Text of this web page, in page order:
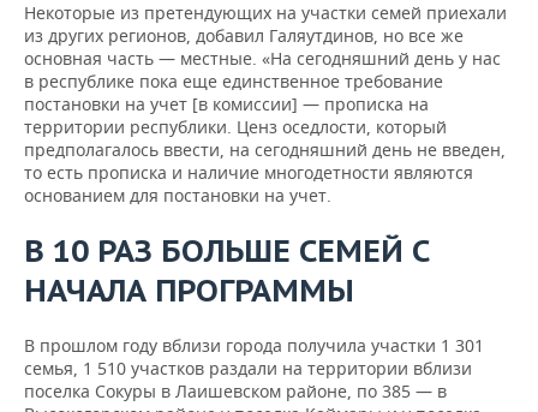
Некоторые из претендующих на участки семей приехали
из других регионов, добавил Галяутдинов, но все же
основная часть — местные. «На сегодняшний день у нас
в республике пока еще единственное требование
постановки на учет [в комиссии] — прописка на
территории республики. Ценз оседлости, который
предполагалось ввести, на сегодняшний день не введен,
то есть прописка и наличие многодетности являются
основанием для постановки на учет.
В 10 РАЗ БОЛЬШЕ СЕМЕЙ С
НАЧАЛА ПРОГРАММЫ
В прошлом году вблизи города получила участки 1 301
семья, 1 510 участков раздали на территории вблизи
поселка Сокуры в Лаишевском районе, по 385 — в